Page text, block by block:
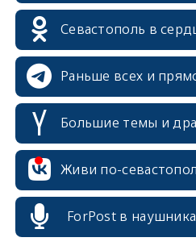
Севастополь в
Раньше всех и
Большие темы и
Живи по-
ForPost в